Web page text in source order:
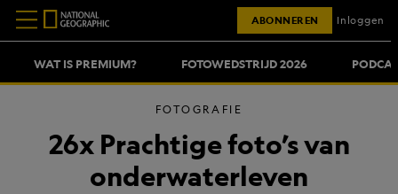
WAT IS PREMIUM? FOTOWEDSTRIJD 2026
ABONNEREN Inloggen
FOTOGRAFIE
26x Prachtige foto’s van
onderwaterleven